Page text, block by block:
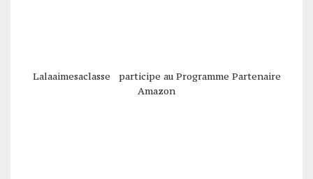
Lalaaimesaclasse participe au Programme Partenaire
Amazon